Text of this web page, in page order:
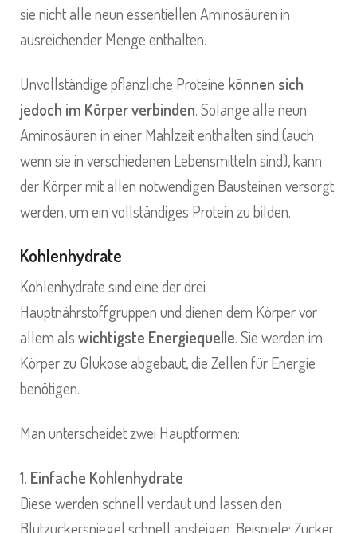
sie nicht alle neun essentiellen Aminosäuren in
ausreichender Menge enthalten.
Unvollständige pflanzliche Proteine können sich
jedoch im Körper verbinden. Solange alle neun
Aminosäuren in einer Mahlzeit enthalten sind (auch
wenn sie in verschiedenen Lebensmitteln sind), kann
der Körper mit allen notwendigen Bausteinen versorgt
werden, um ein vollständiges Protein zu bilden.
Kohlenhydrate
Kohlenhydrate sind eine der drei
Hauptnährstoffgruppen und dienen dem Körper vor
allem alswichtigste Energiequelle. Sie werden im
Körper zu Glukose abgebaut, die Zellen für Energie
benötigen.
Man unterscheidet zwei Hauptformen:
1. Einfache Kohlenhydrate
Diese werden schnell verdaut und lassen den
Blutzuckerspiegel schnell ansteigen. Beispiele: Zucker,